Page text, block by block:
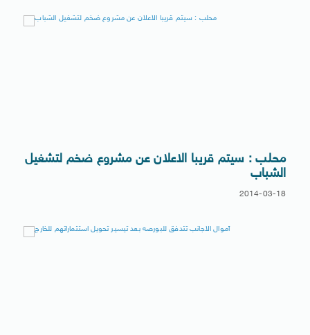
محلب : سيتم قريبا الاعلان عن مشروع ضخم لتشغيل
الشباب
2014-03-18